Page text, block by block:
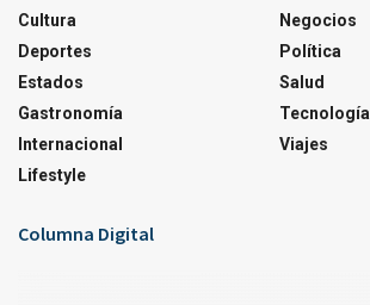
Cultura
Deportes
Estados
Gastronomía
Internacional
Lifestyle
Negocios
Política
Salud
Tecnología
Viajes
Columna Digital